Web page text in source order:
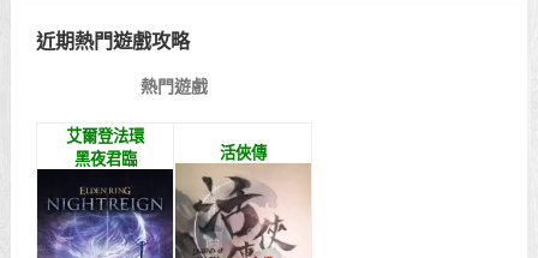
近期熱門遊戲攻略
熱門遊戲
艾爾登法環
黑夜君臨
活俠傳